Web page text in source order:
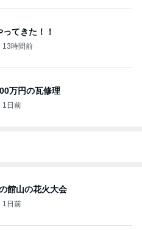
てきた！！
13時間前
万円の瓦修理
1日前
館山の花火大会
1日前